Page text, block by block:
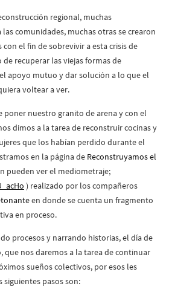
regional, muchas
comunidades, muchas otras se crearon
el fin de sobrevivir a esta crisis de
recuperar las viejas formas de
apoyo mutuo y dar solución a lo que el
voltear a ver.
poner nuestro granito de arena y con el
dimos a la tarea de reconstruir cocinas y
que los habían perdido durante el
en la página de Reconstruyamos el
pueden ver el mediometraje;
) realizado por los compañeros
en donde se cuenta un fragmento
en proceso.
procesos y narrando historias, el día de
que nos daremos a la tarea de continuar
sueños colectivos, por esos les
pasos son: